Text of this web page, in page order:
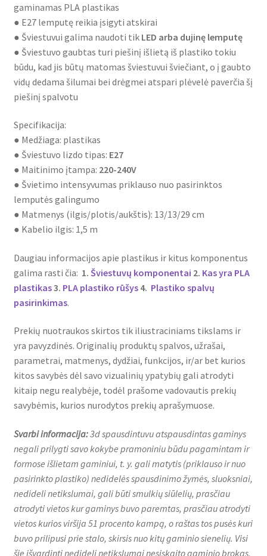
gaminamas PLA plastikas
● E27 lemputę reikia įsigyti atskirai
● Šviestuvui galima naudoti tik LED arba dujinę lemputę
● Šviestuvo gaubtas turi piešinį išlietą iš plastiko tokiu
būdu, kad jis būtų matomas šviestuvui šviečiant, o į gaubto
vidų dedama šilumai bei drėgmei atspari plėvelė paverčia šį
piešinį spalvotu
Specifikacija:
● Medžiaga: plastikas
● Šviestuvo lizdo tipas: E27
● Maitinimo įtampa: 220-240V
● Švietimo intensyvumas priklauso nuo pasirinktos
lemputės galingumo
● Matmenys (ilgis/plotis/aukštis): 13/13/29 cm
● Kabelio ilgis: 1,5 m
Daugiau informacijos apie plastikus ir kitus komponentus
galima rasti čia: 1. Šviestuvų komponentai 2. Kas yra PLA
plastikas3. PLA plastiko rūšys4. Plastiko spalvų
pasirinkimas.
Prekių nuotraukos skirtos tik iliustraciniams tikslams ir
yra pavyzdinės. Originalių produktų spalvos, užrašai,
parametrai, matmenys, dydžiai, funkcijos, ir/ar bet kurios
kitos savybės dėl savo vizualinių ypatybių gali atrodyti
kitaip negu realybėje, todėl prašome vadovautis prekių
savybėmis, kurios nurodytos prekių aprašymuose.
Svarbi informacija:3d spausdintuvu atspausdintas gaminys
negali prilygti savo kokybe pramoniniu būdu pagamintam ir
formose išlietam gaminiui, t. y. gali matytis (priklauso ir nuo
pasirinkto plastiko) nedidelės spausdinimo žymės, sluoksniai,
nedideli netikslumai, gali būti smulkių siūlelių, prasčiau
atrodyti vietos kur gaminys buvo paremtas, prasčiau atrodyti
vietos kurios viršija 51 procento kampą, o raštas tos pusės kuri
buvo prilipusi prie stalo, skirsis nuo kitų gaminio sienelių. Visi
šie išvardinti nedideli netikslumai nesiskaito gaminio brokas,